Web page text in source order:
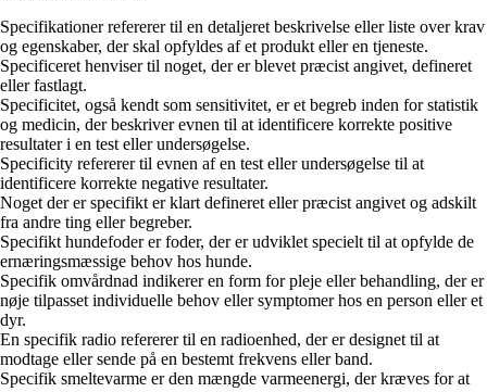
Specifikationer refererer til en detaljeret beskrivelse eller liste over krav
og egenskaber, der skal opfyldes af et produkt eller en tjeneste.
Specificeret henviser til noget, der er blevet præcist angivet, defineret
eller fastlagt.
Specificitet, også kendt som sensitivitet, er et begreb inden for statistik
og medicin, der beskriver evnen til at identificere korrekte positive
resultater i en test eller undersøgelse.
Specificity refererer til evnen af en test eller undersøgelse til at
identificere korrekte negative resultater.
Noget der er specifikt er klart defineret eller præcist angivet og adskilt
fra andre ting eller begreber.
Specifikt hundefoder er foder, der er udviklet specielt til at opfylde de
ernæringsmæssige behov hos hunde.
Specifik omvårdnad indikerer en form for pleje eller behandling, der er
nøje tilpasset individuelle behov eller symptomer hos en person eller et
dyr.
En specifik radio refererer til en radioenhed, der er designet til at
modtage eller sende på en bestemt frekvens eller band.
Specifik smeltevarme er den mængde varmeenergi, der kræves for at